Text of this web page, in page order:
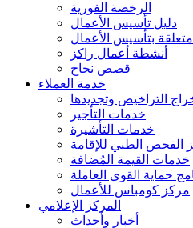
الرخصة الفورية
دليل تأسيس الأعمال
بتأسيس الأعمال
أنشطة أعمال راكز
قصص نجاح
خدمة العملاء
التراخيص وتجديدها
خدمات التأجير
خدمات التأشيرة
الفحص الطبي للإقامة
خدمات القيمة المُضافة
حماية القوى العاملة
مركز كومباس للأعمال
المركز الإعلامي
أخبار وأحداث